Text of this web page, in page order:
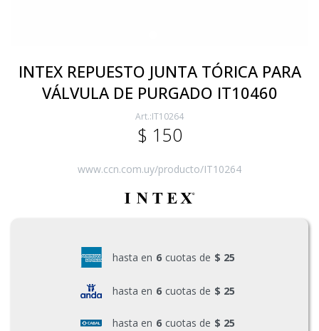
INTEX REPUESTO JUNTA TÓRICA PARA
VÁLVULA DE PURGADO IT10460
IT10264
$ 150
www.ccn.com.uy/producto/IT10264
hasta en 6 cuotas de $ 25
hasta en 6 cuotas de $ 25
hasta en 6 cuotas de $ 25
Ferretería
Herramientas Eléctrica y Batería
Herramientas Manuales
Generadores